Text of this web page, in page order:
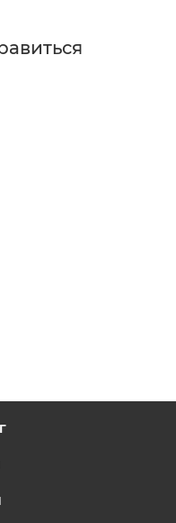
код.
России. Когда
вы можете
Один заказ может
и его стоимость
р.